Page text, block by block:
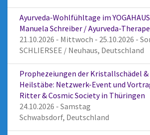
Ayurveda-Wohlfühltage im
Manuela Schreiber / Ayurveda-
21.10.2026 - Mittwoch - 25.10.2026 -
SCHLIERSEE / Neuhaus, Deutschland
Prophezeiungen der Kristallschädel &
Heilstäbe: Netzwerk-Event und
Ritter & Cosmic Society in Thüringen
24.10.2026 - Samstag
Schwabsdorf, Deutschland